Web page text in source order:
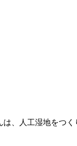
、人工湿地をつ